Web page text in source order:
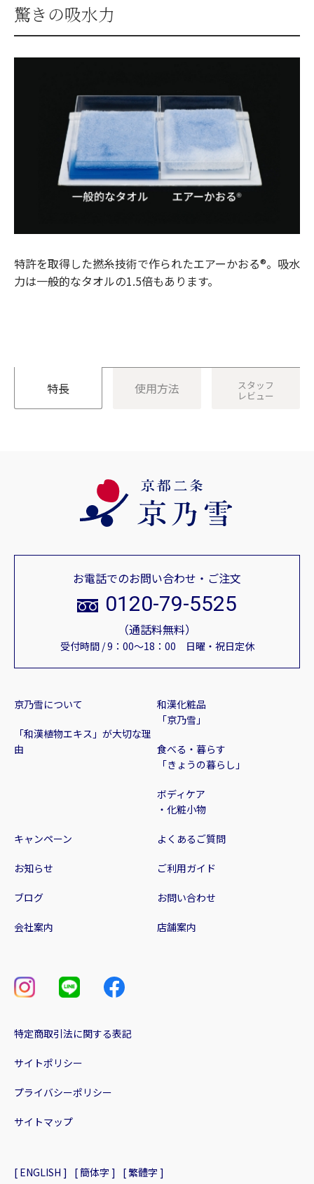
驚きの吸水力
特許を取得した撚糸技術で作られたエアーかおる®︎。吸水
力は一般的なタオルの1.5倍もあります。
特長 使用方法 スタッフ
レビュー
京乃雪について
「和漢植物エキス」が大切な理
由
和漢化粧品
「京乃雪」
食べる・暮らす
「きょうの暮らし」
ボディケア
・化粧小物
キャンペーン
お知らせ
ブログ
会社案内 店舗案内
よくあるご質問
ご利用ガイド
お問い合わせ
お電話でのお問い合わせ・ご注文
0120-79-5525
（通話料無料）
受付時間 / 9：00～18：00 日曜・祝日定休
特定商取引法に関する表記
サイトポリシー
プライバシーポリシー
サイトマップ
[ ENGLISH ] [ 簡体字 ] [ 繁體字 ]